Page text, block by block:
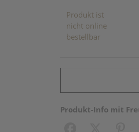
Produkt ist
nicht online
bestellbar
Produkt-Info mit